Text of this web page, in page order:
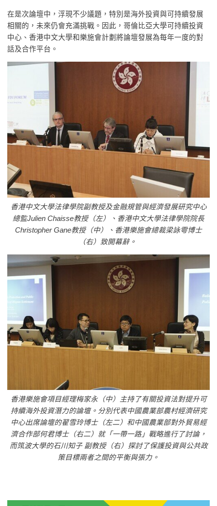
在是次論壇中，浮現不少議題，特別是海外投資與可持續發展
相關的，未來仍會充滿挑戰。因此，哥倫比亞大學可持續投資
中心、香港中文大學和樂施會計劃將論壇發展為每年一度的對
話及合作平台。
香港中文大學法律學院副教授及金融規管與經濟發展研究中心
總監Julien Chaisse教授（左）、香港中文大學法律學院院長
Christopher Gane教授（中）、香港樂施會總裁梁詠雩博士
（右）致開幕辭。
香港樂施會項目經理梅家永（中）主持了有關投資法對提升可
持續海外投資潛力的論壇。分別代表中國農業部農村經濟研究
中心出席論壇的翟雪玲博士（左二）和中國農業部對外貿易經
濟合作部何君博士（右二）就「一帶一路」戰略進行了討論，
而筑波大學的石川知子 副教授（右）探討了保護投資與公共政
策目標兩者之間的平衡與張力。